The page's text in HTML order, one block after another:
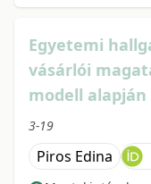
Egyetemi
vásárlói
modell alapján
3-19
Piros Edina